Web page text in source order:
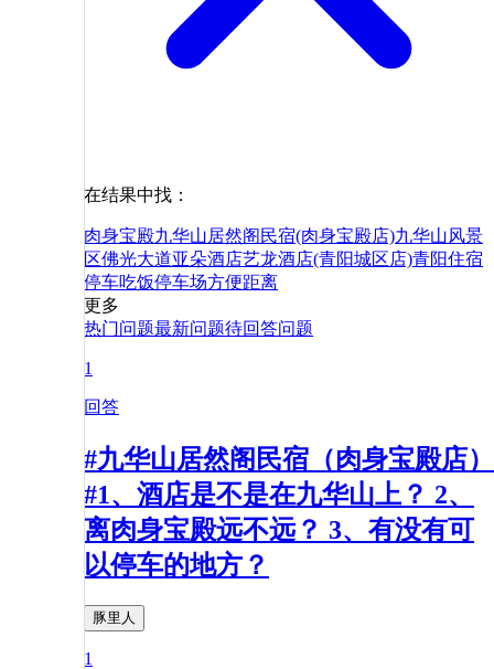
在结果中找：
肉身宝殿九华山居然阁民宿(肉身宝殿店)九华山风景
区佛光大道亚朵酒店艺龙酒店(青阳城区店)青阳住宿
停车吃饭停车场方便距离
更多
热门问题最新问题待回答问题
1
回答
#九华山居然阁民宿（肉身宝殿店）
#1、酒店是不是在九华山上？ 2、
离肉身宝殿远不远？ 3、有没有可
以停车的地方？
豚里人
1